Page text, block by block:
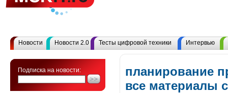
Новости Новости 2.0 Тесты цифровой техники Интервью
Подписка на новости:
планирование
все материалы